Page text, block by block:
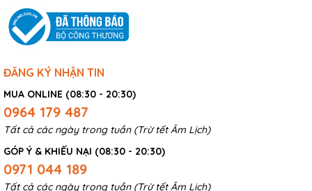
ĐĂNG KÝ NHẬN TIN
MUA ONLINE (08:30 - 20:30)
0964 179 487
Tất cả các ngày trong tuần (Trừ tết Âm Lịch)
GÓP Ý & KHIẾU NẠI (08:30 - 20:30)
0971 044 189
Tất cả các ngày trong tuần (Trừ tết Âm Lịch)